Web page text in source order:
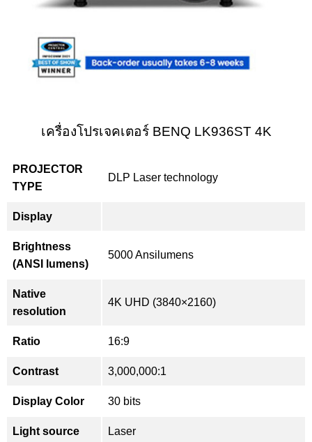
เครื่องโปรเจคเตอร์ BENQ LK936ST 4K
PROJECTOR
TYPE
DLP Laser technology
Display
Brightness
(ANSI lumens)
5000 Ansilumens
Native
resolution
4K UHD (3840×2160)
Ratio 16:9
Contrast 3,000,000:1
Display Color 30 bits
Light source Laser